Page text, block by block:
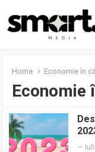
Home Economie în
Economie
—